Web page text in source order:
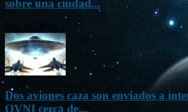
sobre una ciudad...
Dos aviones caza son enviados a
OVNI cerca de...